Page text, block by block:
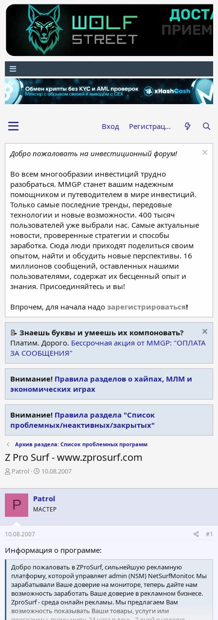
Вход Регистрация
Добро пожаловать на инвестиционный форум!
Во всем многообразии инвестиций трудно
разобраться. MMGP станет вашим надежным
помощником и путеводителем в мире инвестиций.
Только самые последние тренды, передовые
технологии и новые возможности. 400 тысяч
пользователей уже выбрали нас. Самые актуальные
новости, проверенные стратегии и способы
заработка. Сюда люди приходят поделиться своим
опытом, найти и обсудить новые перспективы. 16
миллионов сообщений, оставленных нашими
пользователями, содержат их бесценный опыт и
знания. Присоединяйтесь и вы!
Впрочем, для начала надо зарегистрироваться!
📝 Знаешь буквы и умеешь их компоновать?
Платим. Дорого. Бессрочная акция от MMGP: "ОПЛАТА
ЗА СООБЩЕНИЯ"
Внимание! Правила разделов о хайпах, МЛМ и
экономических играх
Внимание! Правила раздела "Список
проблемных/неактивных/закрытых"
Архив раздела: Список проблемных программ
Z Pro Surf - www.zprosurf.com
А
т
р
е
м
ы
Patrol
Д
т
а
н
а
ч
л
а
10.08.2007
P Patrol
МАСТЕР
10.08.2007 #1
Информация о программе:
Добро пожаловать в ZProSurf, сильнейшую рекламную
платформу, которой управляет admin (NSM) NetSurfMonitor. Мы
зарабатывали Ваше доверие на мониторе, теперь дайте нам
возможность заработать Ваше доверие в рекламном бизнесе.
ZproSurf - среда онлайн рекламы. Мы предлагаем Вам
возможность показывать Ваши товары, услуги или